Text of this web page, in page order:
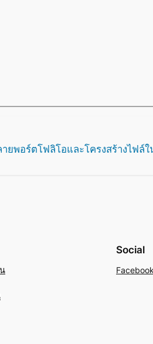
ยพอร์ตโฟลิโอและโครงสร้างไฟล์ใ
Social
Facebook